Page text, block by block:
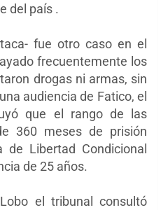
del país .
fue otro caso en el
frecuentemente los
drogas ni armas, sin
audiencia de Fatico, el
que el rango de las
360 ​​meses de prisión
Libertad Condicional
de 25 años.
el tribunal consultó